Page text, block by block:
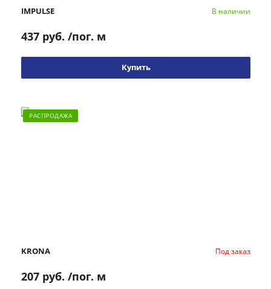
IMPULSE В наличии
437 руб. /пог. м
Купить
РАСПРОДАЖА
KRONA Под заказ
207 руб. /пог. м